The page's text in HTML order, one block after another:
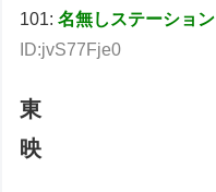
101:名無しステーション
ID:jvS77Fje0
東
映